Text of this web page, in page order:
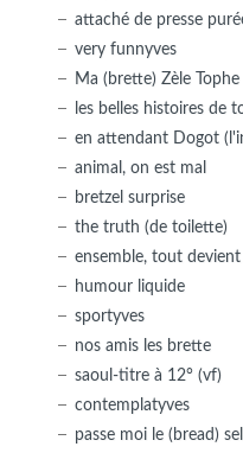
attaché de presse
very funnyves
Ma (brette) Zèle Tophe
les belles histoires de
en attendant Dogot
animal, on est mal
bretzel surprise
the truth (de toilette)
ensemble, tout
humour liquide
sportyves
nos amis les brette
saoul-titre à 12° (vf)
contemplatyves
passe moi le (bread) sel